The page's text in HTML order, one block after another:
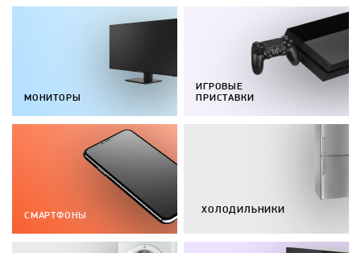
МОНИТОРЫ
ИГРОВЫЕ
ПРИСТАВКИ
СМАРТФОНЫ
ХОЛОДИЛЬНИКИ